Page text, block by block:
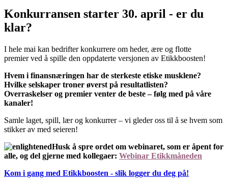
Konkurransen starter 30. april - er du
klar?
I hele mai kan bedrifter konkurrere om heder, ære og flotte
premier ved å spille den oppdaterte versjonen av Etikkboosten!
Hvem i finansnæringen har de sterkeste etiske musklene?
Hvilke selskaper troner øverst på resultatlisten?
Overraskelser og premier venter de beste – følg med på våre
kanaler!
Samle laget, spill, lær og konkurrer – vi gleder oss til å se hvem som
stikker av med seieren!
Husk å spre ordet om webinaret, som er åpent for
alle, og del gjerne med kollegaer: Webinar Etikkmåneden
Kom i gang med Etikkboosten - slik logger du deg på!